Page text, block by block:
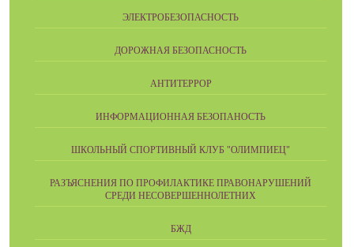
ЭЛЕКТРОБЕЗОПАСНОСТЬ
ДОРОЖНАЯ БЕЗОПАСНОСТЬ
АНТИТЕРРОР
ИНФОРМАЦИОННАЯ БЕЗОПАНОСТЬ
ШКОЛЬНЫЙ СПОРТИВНЫЙ КЛУБ "ОЛИМПИЕЦ"
РАЗЪЯСНЕНИЯ ПО ПРОФИЛАКТИКЕ ПРАВОНАРУШЕНИЙ
СРЕДИ НЕСОВЕРШЕННОЛЕТНИХ
БЖД